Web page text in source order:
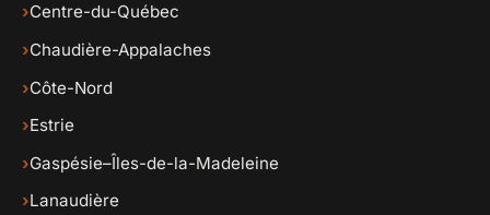
›Centre-du-Québec
›Chaudière-Appalaches
›Côte-Nord
›Estrie
›Gaspésie–Îles-de-la-Madeleine
›Lanaudière